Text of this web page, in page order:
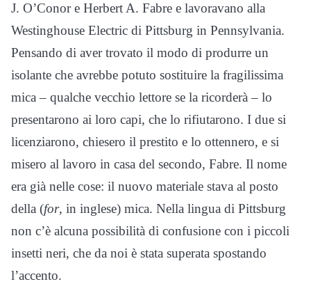
J. O’Conor e Herbert A. Fabre e lavoravano alla
Westinghouse Electric di Pittsburg in Pennsylvania.
Pensando di aver trovato il modo di produrre un
isolante che avrebbe potuto sostituire la fragilissima
mica – qualche vecchio lettore se la ricorderà – lo
presentarono ai loro capi, che lo rifiutarono. I due si
licenziarono, chiesero il prestito e lo ottennero, e si
misero al lavoro in casa del secondo, Fabre. Il nome
era già nelle cose: il nuovo materiale stava al posto
della (for, in inglese) mica. Nella lingua di Pittsburg
non c’è alcuna possibilità di confusione con i piccoli
insetti neri, che da noi è stata superata spostando
l’accento.